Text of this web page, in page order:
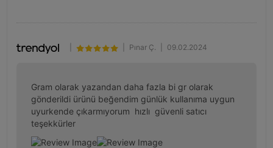
Pınar Ç. 09.02.2024
Gram olarak yazandan daha fazla bi gr olarak
gönderildi ürünü beğendim günlük kullanıma uygun
uyurkende çıkarmıyorum  hızlı  güvenli satıcı
teşekkürler